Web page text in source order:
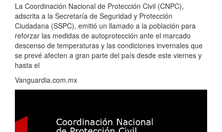
La Coordinación Nacional de Protección Civil (CNPC),
adscrita a la Secretaría de Seguridad y Protección
Ciudadana (SSPC), emitió un llamado a la población para
reforzar las medidas de autoprotección ante el marcado
descenso de temperaturas y las condiciones invernales que
se prevé afecten a gran parte del país desde este viernes y
hasta el
Vanguardia.com.mx